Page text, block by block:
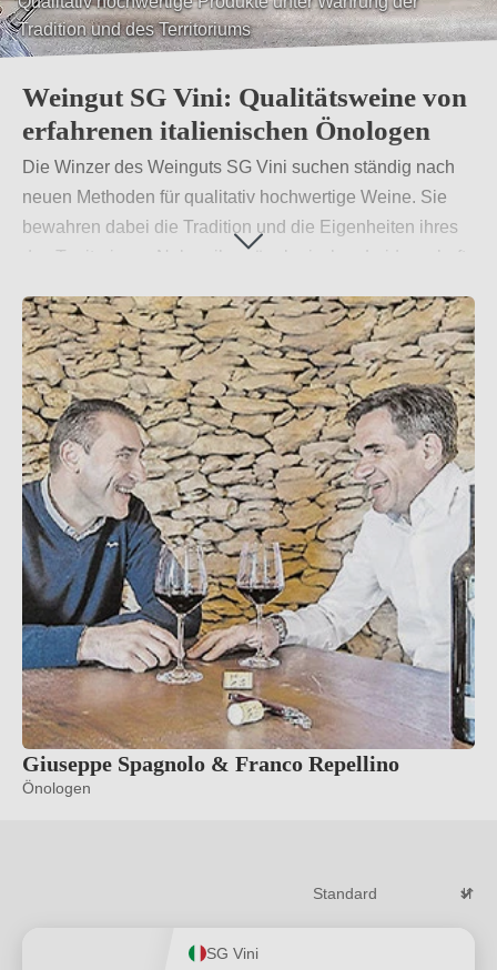
Meeres erzählen
Weingut SG Vini: Qualitätsweine von
erfahrenen italienischen Önologen
Die Winzer des Weinguts SG Vini suchen ständig nach
neuen Methoden für qualitativ hochwertige Weine. Sie
bewahren dabei die Tradition und die Eigenheiten ihres
des Territoriums. Neben ihrer önologischen Leidenschaft
Herausforderungen an sich selbst ein. Bei ihrem
Weinbau erfahren sie viel Unterstützung durch ihre
Familien.Weiterlesen→
Giuseppe Spagnolo & Franco Repellino
Önologen
SG Vini